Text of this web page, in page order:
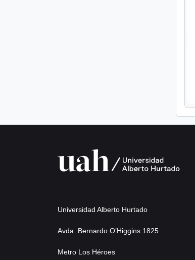
Universidad Alberto Hurtado
Avda. Bernardo O’Higgins 1825
Metro Los Héroes